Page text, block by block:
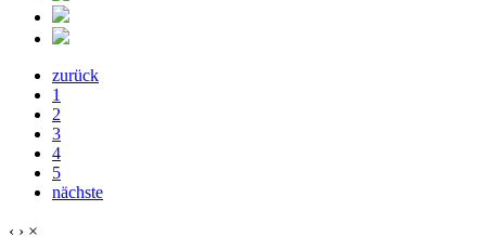
zurück
1
2
3
4
5
nächste
‹ › ×